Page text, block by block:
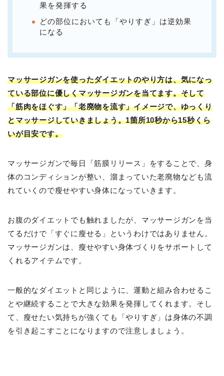
果を発揮する
どの部位においても「やりすぎ」は逆効果
になる
マッサージガンを使ったダイエットのやり方は、気になっ
ている部位に優しくマッサージガンを当てます。そして
「筋肉をほぐす」「老廃物を流す」イメージで、ゆっくり
とマッサージしていきましょう。1箇所10秒から15秒くら
いが目安です。
マッサージガンで毎日「筋膜リリース」をすることで、身
体のコンディションが整い、溜まっていた老廃物なども流
れていくので瘦せやすい身体になっていきます。
お腹のダイエットでも触れましたが、マッサージガンを当
てるだけで「すぐに瘦せる」というわけではありません。
マッサージガンは、瘦せやすい身体づくりをサポートして
くれるアイテムです。
一般的なダイエットと同じように、運動と組み合わせるこ
とや継続することで大きな効果を発揮してくれます。そし
て、瘦せたい気持ちが強くても「やりすぎ」は身体の不調
を引き起こすことになりますので注意しましょう。